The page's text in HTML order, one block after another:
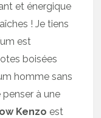
et énergique
! Je tiens
est
boisées
homme sans
penser à une
Kenzo est